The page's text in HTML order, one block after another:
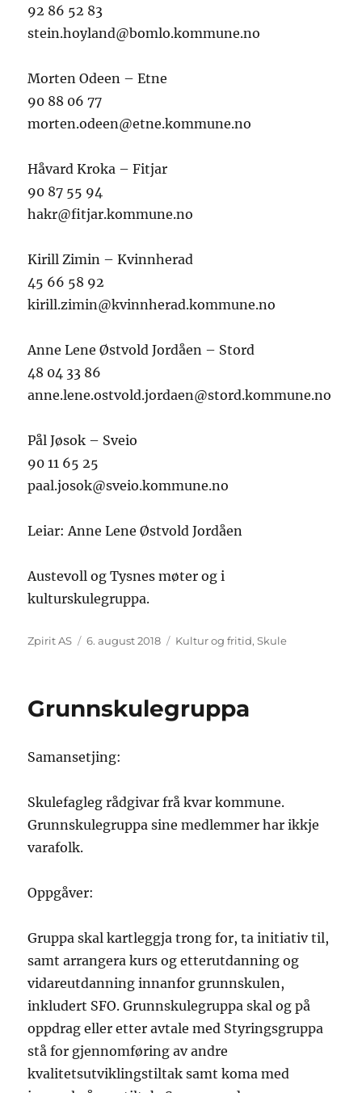
92 86 52 83
stein.hoyland@bomlo.kommune.no
Morten Odeen – Etne
90 88 06 77
morten.odeen@etne.kommune.no
Håvard Kroka – Fitjar
90 87 55 94
hakr@fitjar.kommune.no
Kirill Zimin – Kvinnherad
45 66 58 92
kirill.zimin@kvinnherad.kommune.no
Anne Lene Østvold Jordåen – Stord
48 04 33 86
anne.lene.ostvold.jordaen@stord.kommune.no
Pål Jøsok – Sveio
90 11 65 25
paal.josok@sveio.kommune.no
Leiar: Anne Lene Østvold Jordåen
Austevoll og Tysnes møter og i
kulturskulegruppa.
Forfattar
Zpirit AS Posta
6. august 2018 Kategoriar
Kultur og fritid,Skule
Grunnskulegruppa
Samansetjing:
Skulefagleg rådgivar frå kvar kommune.
Grunnskulegruppa sine medlemmer har ikkje
varafolk.
Oppgåver:
Gruppa skal kartleggja trong for, ta initiativ til,
samt arrangera kurs og etterutdanning og
vidareutdanning innanfor grunnskulen,
inkludert SFO. Grunnskulegruppa skal og på
oppdrag eller etter avtale med Styringsgruppa
stå for gjennomføring av andre
kvalitetsutviklingstiltak samt koma med